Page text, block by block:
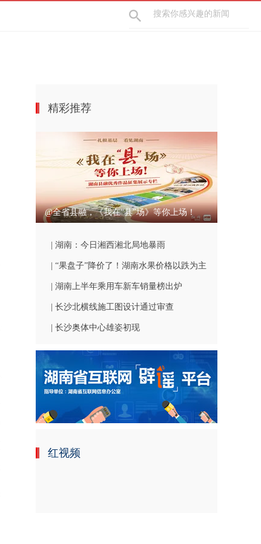
精彩推荐
@全省县融，《我在“县”场》等你上场！
| 湖南：今日湘西湘北局地暴雨
| “果盘子”降价了！湖南水果价格以跌为主
| 湖南上半年乘用车新车销量榜出炉
| 长沙北横线施工图设计通过审查
| 长沙奥体中心雄姿初现
红视频